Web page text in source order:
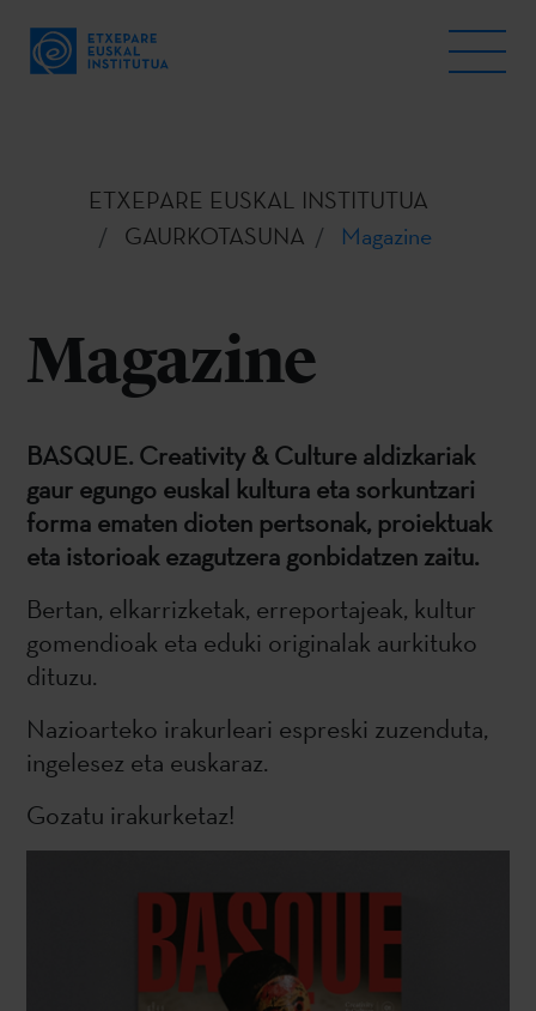
ETXEPARE EUSKAL INSTITUTUA
GAURKOTASUNA
Magazine
Magazine
BASQUE. Creativity & Culture aldizkariak
gaur egungo euskal kultura eta sorkuntzari
forma ematen dioten pertsonak, proiektuak
eta istorioak ezagutzera gonbidatzen zaitu.
Bertan, elkarrizketak, erreportajeak, kultur
gomendioak eta eduki originalak aurkituko
dituzu.
Nazioarteko irakurleari espreski zuzenduta,
ingelesez eta euskaraz.
Gozatu irakurketaz!